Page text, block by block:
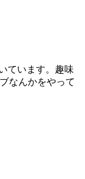
ています。趣味
なんかをやって